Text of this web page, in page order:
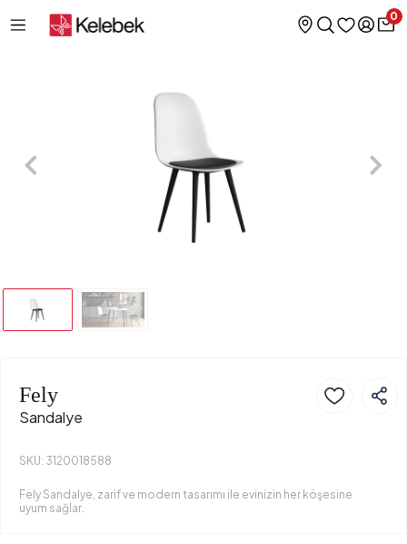
0
Fely
Sandalye
SKU: 3120018588
Fely Sandalye, zarif ve modern tasarımı ile evinizin her köşesine
uyum sağlar.